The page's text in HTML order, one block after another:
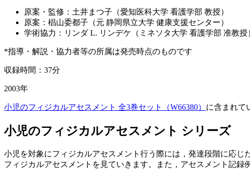
原案・監修：土井まつ子（愛知医科大学 看護学部 教授）
原案：椙山委都子（元 静岡県立大学 健康支援センター）
学術協力：リンダ L. リンデケ（ミネソタ大学 看護学部 准教授
*指導・解説・協力者等の所属は発売時点のものです
収録時間：37分
2003年
小児のフィジカルアセスメント 全3巻セット（W66380） に含まれて
小児のフィジカルアセスメント シリーズ
小児を対象にフィジカルアセスメント行う際には，発達段階に応
フィジカルアセスメントを見ていきます。また，アセスメント記録